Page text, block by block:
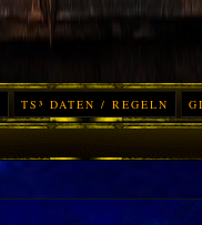
TS³ DATEN / REGELN